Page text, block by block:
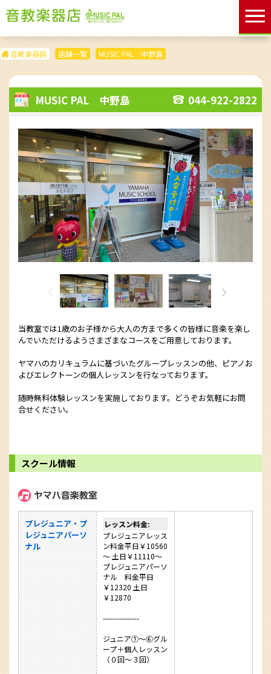
音教楽器店 店舗一覧 MUSIC PAL 中野島
MUSIC PAL 中野島 044-922-2822
当教室では1歳のお子様から大人の方まで多くの皆様に音楽を楽し
んでいただけるようさまざまなコースをご用意しております。
ヤマハのカリキュラムに基づいたグループレッスンの他、ピアノお
よびエレクトーンの個人レッスンを行なっております。
随時無料体験レッスンを実施しております。どうぞお気軽にお問
合せください。
スクール情報
プレジュニア・プ
レジュニアパーソ
ナル
レッスン料金:
プレジュニアレッス
ン料金平日￥10560
～ 土日￥11110～
プレジュニアパーソ
ナル 料金平日
￥12320 土日
￥12870
---------------
ジュニア①～⑥グル
ープ＋個人レッスン
（０回～３回）